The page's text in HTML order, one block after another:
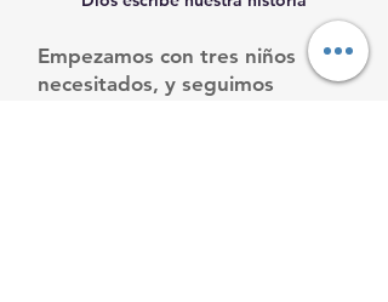
Empezamos con tres niños
necesitados, y seguimos